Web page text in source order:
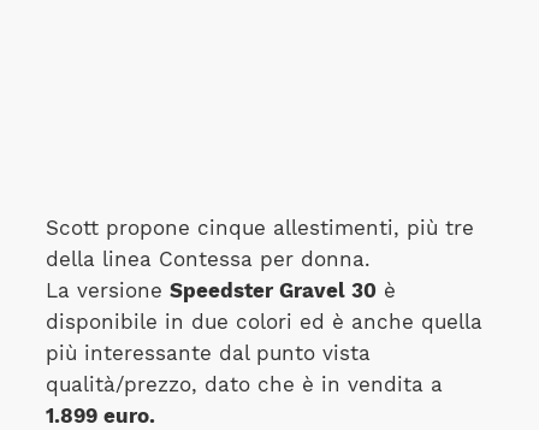
Scott propone cinque allestimenti, più tre
della linea Contessa per donna.
La versione Speedster Gravel 30 è
disponibile in due colori ed è anche quella
più interessante dal punto vista
qualità/prezzo, dato che è in vendita a
1.899 euro.